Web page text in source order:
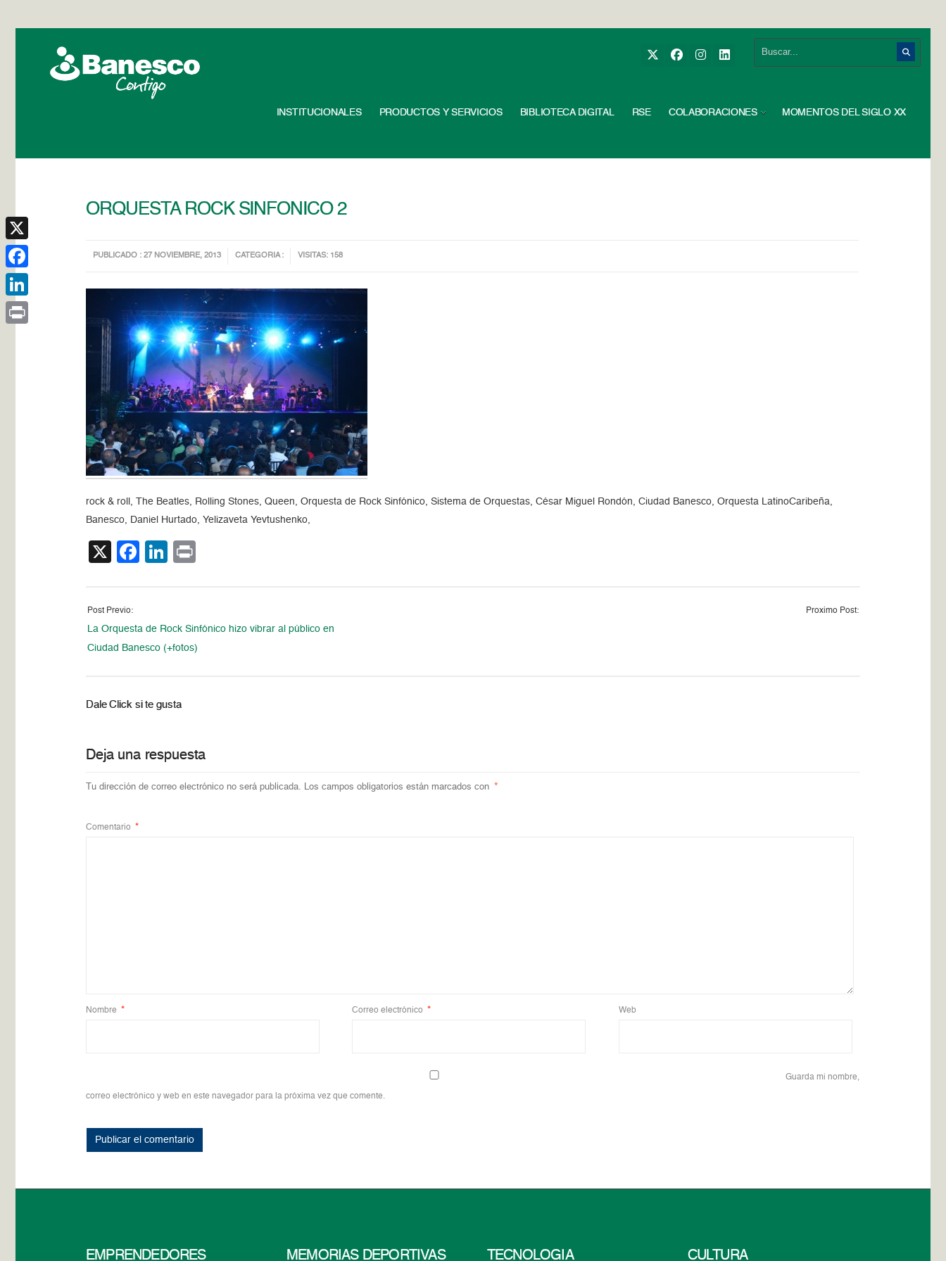
INSTITUCIONALES PRODUCTOS Y SERVICIOS BIBLIOTECA DIGITAL RSE COLABORACIONES MOMENTOS DEL SIGLO XX
ORQUESTA ROCK SINFONICO 2
PUBLICADO : 27 NOVIEMBRE, 2013 CATEGORIA : VISITAS: 158
rock & roll, The Beatles, Rolling Stones, Queen, Orquesta de Rock Sinfónico, Sistema de Orquestas, César Miguel Rondón, Ciudad Banesco, Orquesta LatinoCaribeña,
Banesco, Daniel Hurtado, Yelizaveta Yevtushenko,
X Facebook
LinkedIn
Post Previo:
La Orquesta de Rock Sinfónico hizo vibrar al público en
Ciudad Banesco (+fotos)
Proximo Post:
Dale Click si te gusta
Deja una respuesta
Tu dirección de correo electrónico no será publicada. Los campos obligatorios están marcados con *
Comentario *
Nombre * Correo electrónico * Web
Guarda mi nombre,
correo electrónico y web en este navegador para la próxima vez que comente.
EMPRENDEDORES MEMORIAS DEPORTIVAS TECNOLOGÍA CULTURA
X
Facebook
LinkedIn